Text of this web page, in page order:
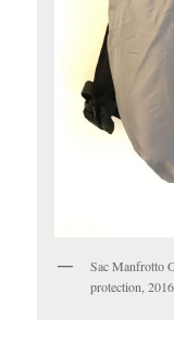
Sac Manfrotto
protection,